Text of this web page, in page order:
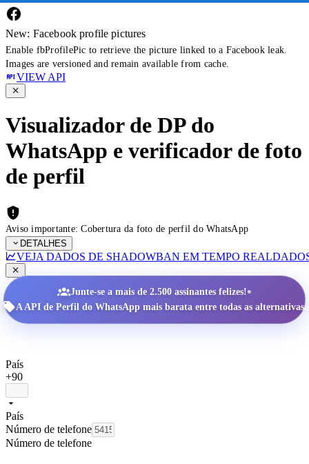
New: Facebook profile pictures
Enable fbProfilePic to retrieve the picture linked to a Facebook leak.
Images are versioned and remain available from cache.
VIEW API
Visualizador de DP do
WhatsApp e verificador de foto
de perfil
Aviso importante: Cobertura da foto de perfil do WhatsApp
DETALHES
VEJA DADOS DE SHADOWBAN EM TEMPO REAL
Junte-se a mais de 2.500 assinantes felizes!•
A API de Perfil do WhatsApp mais barata entre todas as alternativas.
País
+90
País
Número de telefone
Número de telefone